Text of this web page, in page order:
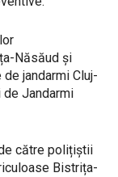
Năsăud și
jandarmi Cluj-
de Jandarmi
către polițiștii
Bistrița-